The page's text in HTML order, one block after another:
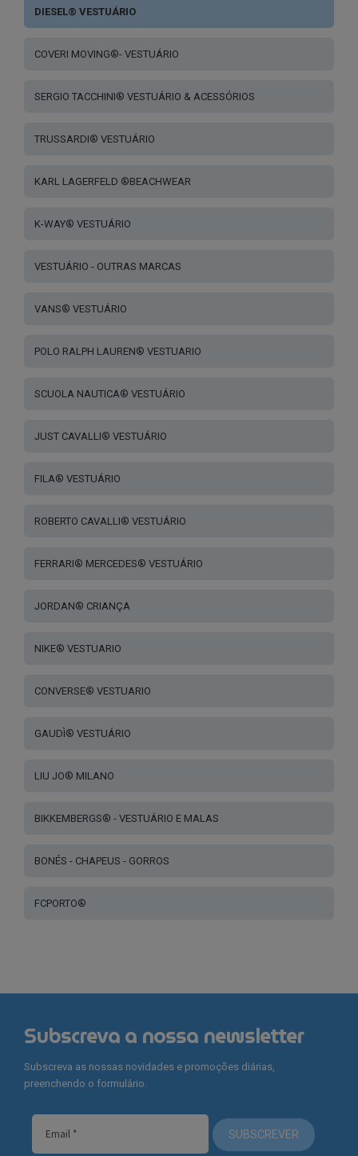
DIESEL® VESTUÁRIO
COVERI MOVING®- VESTUÁRIO
SERGIO TACCHINI® VESTUÁRIO & ACESSÓRIOS
TRUSSARDI® VESTUÁRIO
KARL LAGERFELD ®BEACHWEAR
K-WAY® VESTUÁRIO
VESTUÁRIO - OUTRAS MARCAS
VANS® VESTUÁRIO
POLO RALPH LAUREN® VESTUARIO
SCUOLA NAUTICA® VESTUÁRIO
JUST CAVALLI® VESTUÁRIO
FILA® VESTUÁRIO
ROBERTO CAVALLI® VESTUÁRIO
FERRARI® MERCEDES® VESTUÁRIO
JORDAN® CRIANÇA
NIKE® VESTUARIO
CONVERSE® VESTUARIO
GAUDÌ® VESTUÁRIO
LIU JO® MILANO
BIKKEMBERGS® - VESTUÁRIO E MALAS
BONÉS - CHAPEUS - GORROS
FCPORTO®
Subscreva a nossa newsletter
Subscreva as nossas novidades e promoções diárias,
preenchendo o formulário.
SUBSCREVER